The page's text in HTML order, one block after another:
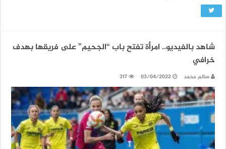
شاهد بالفيديو.. امرأة تفتح باب “الجحيم” على فريقها بهدف
خرافي
سالم محمد 03/04/2022
317